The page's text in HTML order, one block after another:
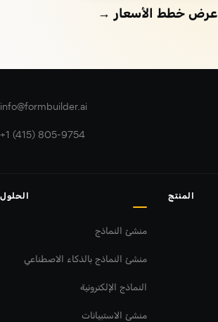
عرض خطط الأسعار →
info@formbuilder.ai
+1 (415) 805-9754
المنتج الحلول
منشئ النماذج
منشئ النماذج بالذكاء الاصطناعي
النماذج الإلكترونية
منشئ الاستبيانات